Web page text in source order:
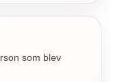
som blev